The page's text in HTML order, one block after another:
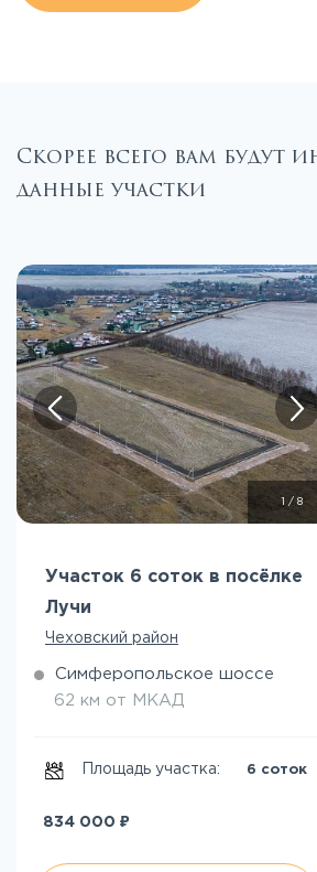
Скорее всего вам будут
данные участки
/ 8
Участок 6 соток в посёлке
Лучи
Чеховский район
Симферопольское шоссе
62 км от МКАД
Площадь участка: 6 соток
834 000 ₽